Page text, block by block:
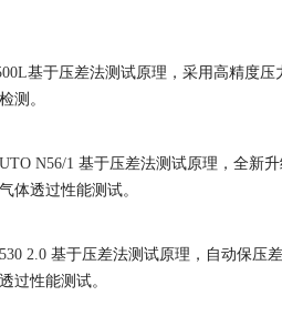
基于压差法测试原理，采用高精度
测。
N56/1 基于压差法测试原理，全新
体透过性能测试。
2.0 基于压差法测试原理，自动保压
过性能测试。